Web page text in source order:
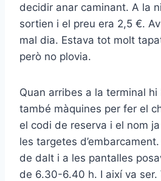
decidir anar caminant. A la
sortien i el preu era 2,5 €.
mal dia. Estava tot molt
però no plovia.
Quan arribes a la terminal
també màquines per fer el
el codi de reserva i el nom
les targetes
de dalt i a les pantalles
de 6.30-6.40 h. I així va ser.